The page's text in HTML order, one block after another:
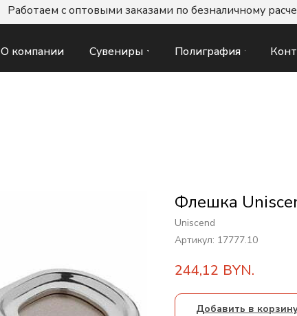
О компании Сувениры Полиграфия
Работаем с оптовыми заказами по безналичному
Флешка
Uniscend
Артикул: 17777.10
244,12 BYN.
Добавить в